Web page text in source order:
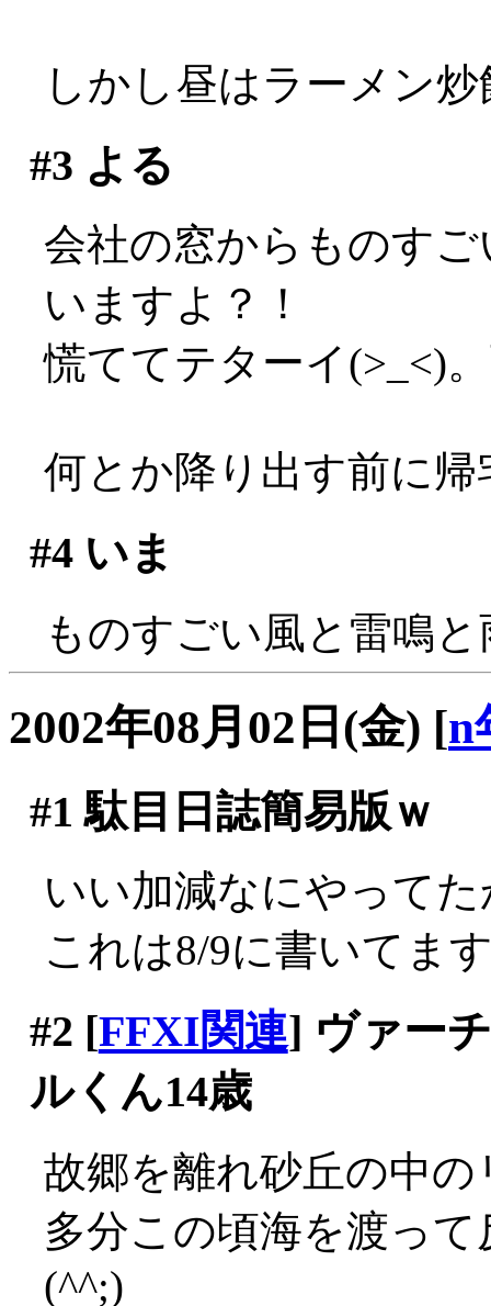
しかし昼はラーメン
#3 よる
会社の窓からものす
いますよ？！
慌ててテターイ(>_<)
何とか降り出す前に帰
#4いま
ものすごい風と雷鳴
2002年08月02日(金) [n
#1 駄目日誌簡易版ｗ
いい加減なにやって
これは8/9に書いてま
#2 [FFXI関連] ヴァー
ルくん14歳
故郷を離れ砂丘の中
多分この頃海を渡っ
(^^;)